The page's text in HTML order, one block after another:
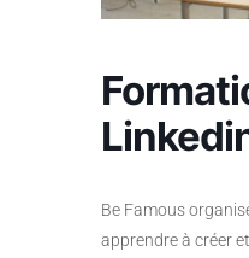
Be Famous
apprendre à créer